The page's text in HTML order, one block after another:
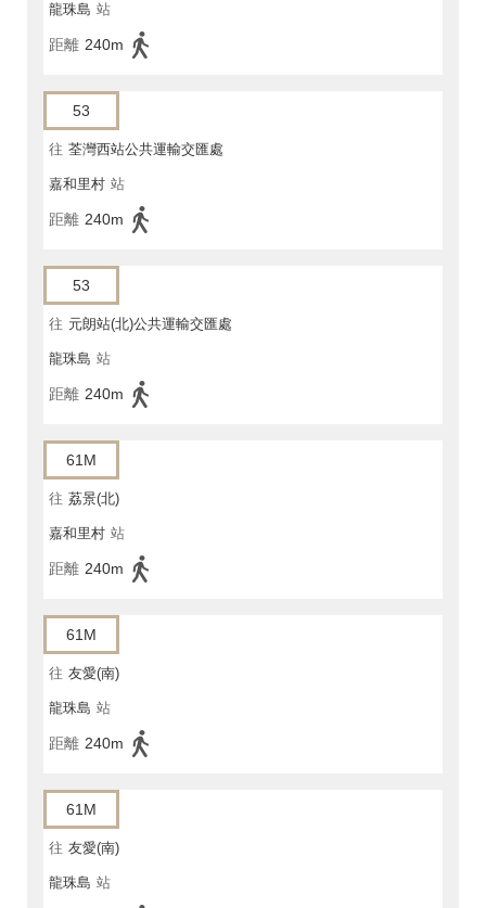
龍珠島 站
距離 240m
53
往 荃灣西站公共運輸交匯處
嘉和里村 站
距離 240m
53
往 元朗站(北)公共運輸交匯處
龍珠島 站
距離 240m
61M
往 荔景(北)
嘉和里村 站
距離 240m
61M
往 友愛(南)
龍珠島 站
距離 240m
61M
往 友愛(南)
龍珠島 站